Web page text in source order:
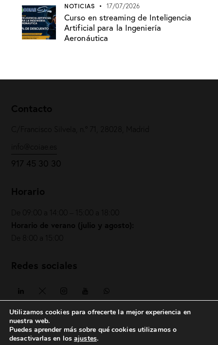
NOTICIAS 17/07/2026
Curso en streaming de Inteligencia
Artificial para la Ingeniería
Aeronáutica
Contacto
C/Francisco Silvela, n.º 71, 28028, Madrid
info@coiae.es
917 45 30 30
Horario
De 09:00 a 14:00 – 15:00 a 18:00
Horario de verano (julio y agosto):
De 8:00 a 15:00
Redes sociales
COIAE© 2026. Todos los derechos reservados
Utilizamos cookies para ofrecerte la mejor experiencia en
nuestra web.
Puedes aprender más sobre qué cookies utilizamos o
desactivarlas en losajustes.